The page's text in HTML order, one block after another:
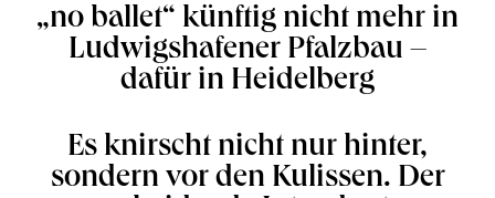
„no ballet“ künftig nicht mehr in
Ludwigshafener Pfalzbau –
dafür in Heidelberg
Es knirscht nicht nur hinter,
sondern vor den Kulissen. Der